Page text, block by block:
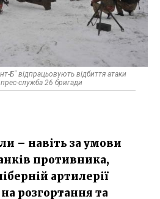
Б" відпрацьовують відбиття атаки
служба 26 бригади
– навіть за умови
противника,
артилерії
розгортання та